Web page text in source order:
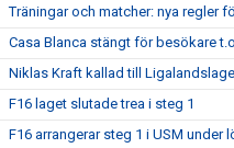
Träningar och matcher: nya regler
Casa Blanca stängt för besökare
Niklas Kraft kallad till
F16 laget slutade trea i steg 1
F16 arrangerar steg 1 i USM under